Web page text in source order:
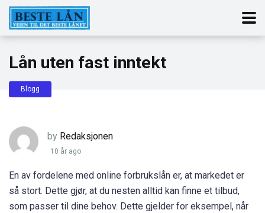
Lån uten fast inntekt
Blogg
by Redaksjonen
10 år ago
En av fordelene med online forbrukslån er, at markedet er
så stort. Dette gjør, at du nesten alltid kan finne et tilbud,
som passer til dine behov. Dette gjelder for eksempel, når